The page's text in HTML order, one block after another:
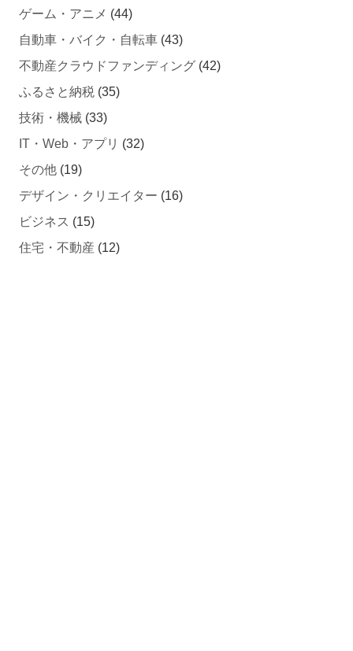
自動車・バイク・自転車
不動産クラウドファンディング
ふるさと納税 (35)
技術・機械(33)
IT・Web・アプリ
その他(19)
デザイン・クリエイター
ビジネス (15)
住宅・不動産